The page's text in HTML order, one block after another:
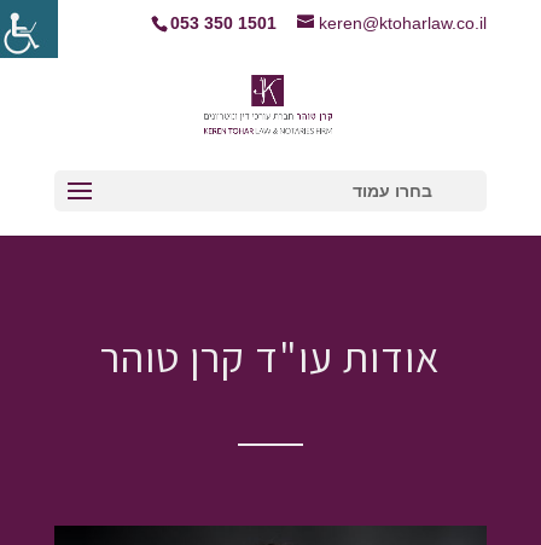
053 350 1501 keren@ktoharlaw.co.il
בחרו עמוד
אודות עו"ד קרן טוהר